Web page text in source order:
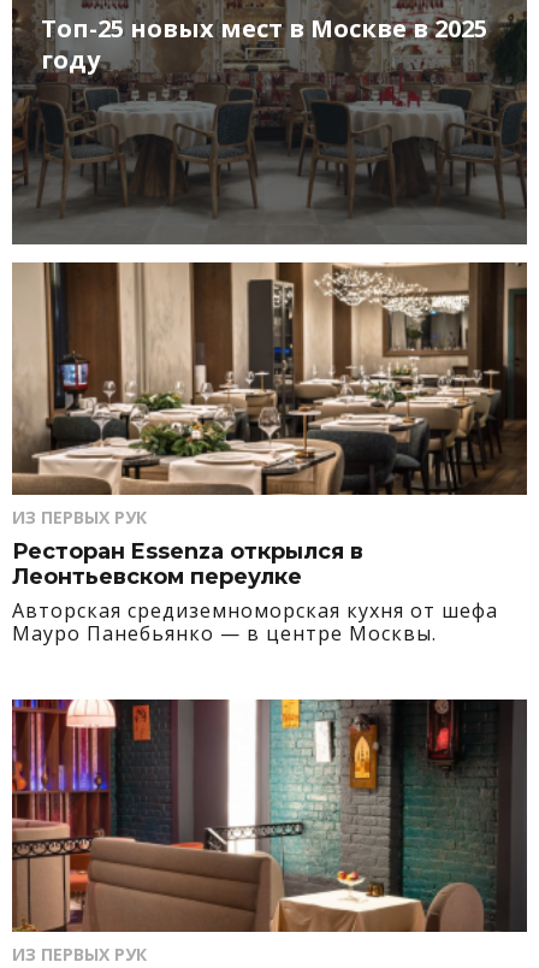
Топ-25 новых мест в Москве в 2025
году
ИЗ ПЕРВЫХ РУК
Ресторан Essenza открылся в
Леонтьевском переулке
Авторская средиземноморская кухня от шефа
Мауро Панебьянко — в центре Москвы.
ИЗ ПЕРВЫХ РУК